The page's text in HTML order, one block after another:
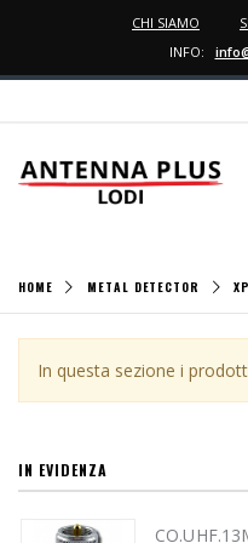
CHI SIAMO
INFO:
HOME METAL DETECTOR XP
In questa sezione i
IN EVIDENZA
EVO